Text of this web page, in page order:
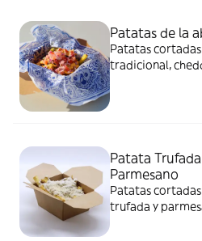
Patatas de la
Patatas cortadas
tradicional,
Patata
Parmesano
Patatas cortadas
trufada y